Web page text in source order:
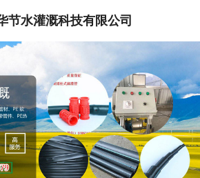
节水灌溉科技有限公司